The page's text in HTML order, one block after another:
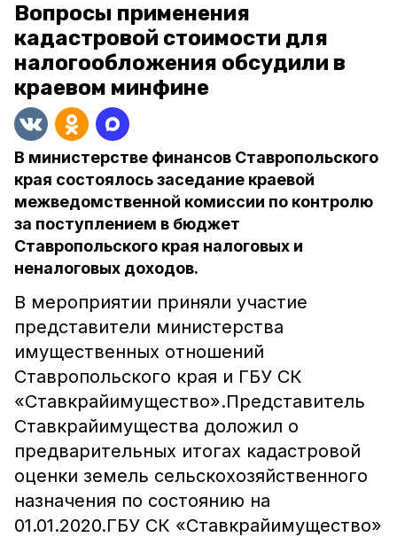
Вопросы применения
кадастровой стоимости для
налогообложения обсудили в
краевом минфине
В министерстве финансов Ставропольского
края состоялось заседание краевой
межведомственной комиссии по контролю
за поступлением в бюджет
Ставропольского края налоговых и
неналоговых доходов.
В мероприятии приняли участие
представители министерства
имущественных отношений
Ставропольского края и ГБУ СК
«Ставкрайимущество».Представитель
Ставкрайимущества доложил о
предварительных итогах кадастровой
оценки земель сельскохозяйственного
назначения по состоянию на
01.01.2020.ГБУ СК «Ставкрайимущество»